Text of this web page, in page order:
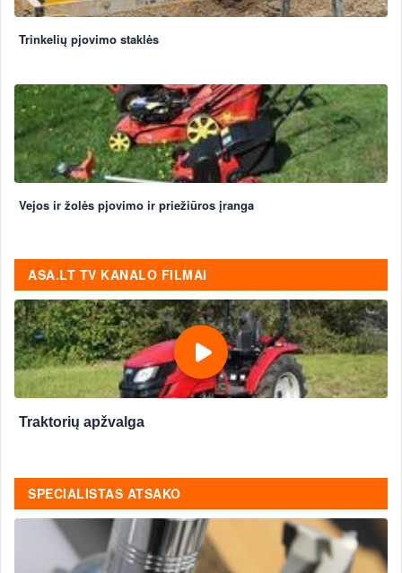
Trinkelių pjovimo staklės
Vejos ir žolės pjovimo ir priežiūros įranga
ASA.LT TV KANALO FILMAI
Traktorių apžvalga
SPECIALISTAS ATSAKO